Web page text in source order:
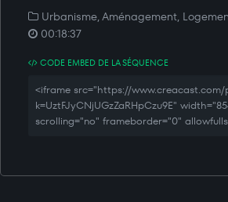
Urbanisme, Aménagement,
00:18:37
CODE EMBED DE LA SÉQUENCE
<iframe src="https://www.creacast.com/
k=UztFJyCNjUGzZaRHpCzu9E"
scrolling="no" frameborder="0"